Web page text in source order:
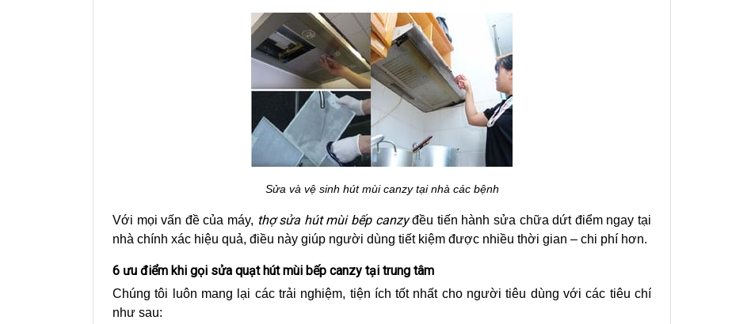
Sửa và vệ sinh hút mùi canzy tại nhà các bệnh
Với mọi vấn đề của máy, thợ sửa hút mùi bếp canzyđều tiến hành sửa chữa dứt điểm ngay tại
nhà chính xác hiệu quả, điều này giúp người dùng tiết kiệm được nhiều thời gian – chi phí hơn.
6 ưu điểm khi gọi sửa quạt hút mùi bếp canzy tại trung tâm
Chúng tôi luôn mang lại các trải nghiệm, tiện ích tốt nhất cho người tiêu dùng với các tiêu chí
như sau: